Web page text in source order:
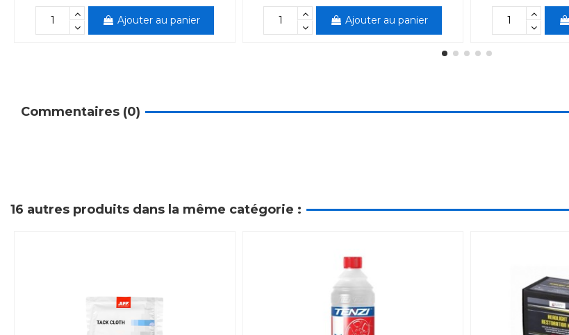
Ajouter au panier Ajouter au panier
Commentaires (0)
16 autres produits dans la même catégorie :